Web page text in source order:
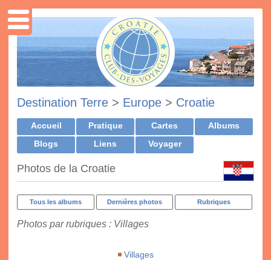
Destination Terre > Europe > Croatie
Accueil Pratique Cartes
Albums
Blogs
Liens Voyager
Photos de la Croatie
Tous les albums Dernières photos Rubriques
Photos par rubriques : Villages
Villages